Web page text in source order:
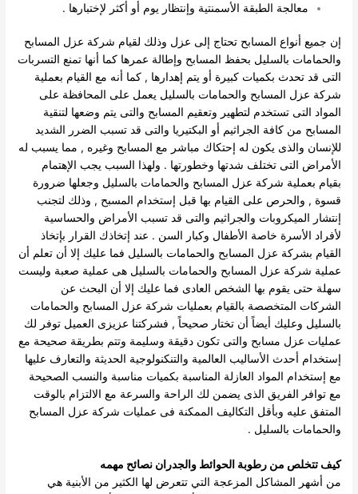
معالجة الطبقة الأسمنتية وإنتظار يوم أو أكثر لإختبارها .
إن جميع أنواع المسابح تحتاج إلى عزل وذلك لقيام شركة عزل المسابح
والحمامات بالسليل بحفظ المسابح وإطالة عمرها كما أنها تمنع التسربات
التى قد تحدث بكميات كبيرة أو يتم إهدارها , كما أنه مع القيام بعملية
شركة عزل المسابح والحمامات بالسليل يعمل على المحافظة على
المواد التى تستخدم لتطهير وتعقيم المسابح والتى يتم وضعها لتنقية
المسابح من كافة الجراثيم أو البكتيريا والتى قد تسبب الضرر الشديد
للإنسان والذى يكون له إحتكاك مباشر مع المسابح وغيره , مما يسبب له
الأمراض التى تختلف شدتها وخطورتها . ولهذا السبب يجب الإهتمام
بقيام بعملية شركة عزل المسابح والحمامات بالسليل وجعلها ضرورة
قسوة , والحرص على القيام بها قبل إستخدام المسبح , وذلك لتجنب
إنتشار الميكروبات والجراثيم والتى قد تسبب الأمراض والحساسية
لأفراد الأسرة خاصة الأطفال وكبار السن . عند إتخاذك القرار بإتخاذ
القيام بشركة عزل المسابح والحمامات بالسليل فما عليك إلا أن تعلم أن
عملية شركة عزل المسابح والحمامات بالسليل هى عملية صعبة وليست
سهلة حتى يقوم بها الشخص العادى فما عليك إلا أن البحث عن
الشركات المتخصصة بالقيام بعمليات شركة عزل المسابح والحمامات
بالسليل وعليك أيضاً أن تختار صحيحاً , فشركتنا عزيزى العميل توفر لك
عمليات عزل مسابح والتى تكون دقيقة وسليمة وتتم بطريقة صحيحة مع
إستخدام أحدث الأساليب العالمية والتنكنولوجية الحديثة والتعارف عليها
مع إستخدام المواد العازلة المناسبة بكميات مناسبة والنسب الصحيحة
مع توافر الفريق الذى يضمن لك الراحة والسرعة مع الالتزام بالوقت
المتفق عليه وبأقل التكاليف الممكنة فى عمليات شركة عزل المسابح
والحمامات بالسليل .
كيف تتخلص من رطوبة الحوائط والجدران نصائح مهمه
من أشهر المشاكل المزعجة التي تتعرض لها الكثير من الأبنية هي